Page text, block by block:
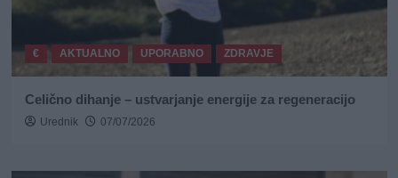
€ AKTUALNO UPORABNO ZDRAVJE
Celično dihanje – ustvarjanje energije za regeneracijo
Urednik 07/07/2026